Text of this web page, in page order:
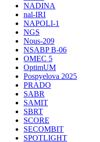
NADINA
nal-IRI
NAPOLI-1
NGS
Nous-209
NSABP B-06
OMEC 5
OptimUM
Pospyelova 2025
PRADO
SABR
SAMIT
SBRT
SCORE
SECOMBIT
SPOTLIGHT